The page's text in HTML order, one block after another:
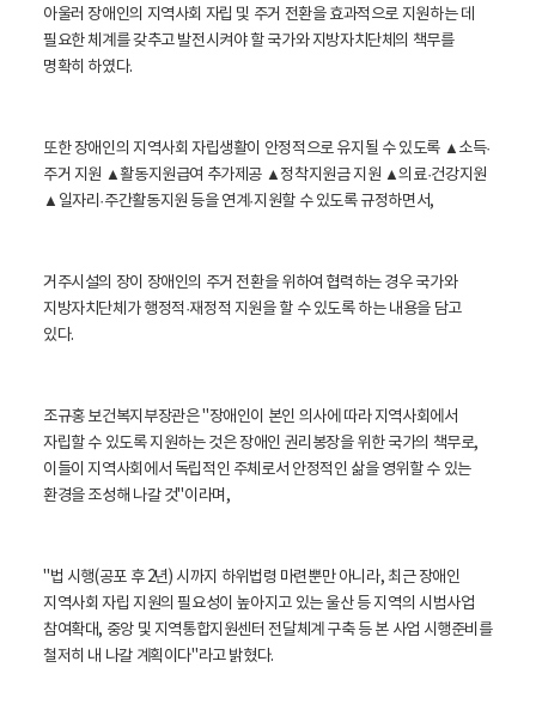
아울러 장애인의 지역사회 자립 및 주거 전환을 효과적으로 지원하는 데
필요한 체계를 갖추고 발전시켜야 할 국가와 지방자치단체의 책무를
명확히 하였다.
또한 장애인의 지역사회 자립생활이 안정적으로 유지될 수 있도록 ▲소득·
주거 지원 ▲활동지원급여 추가제공 ▲정착지원금 지원 ▲의료·건강지원
▲일자리 ·주간활동지원 등을 연계 ·지원할 수 있도록 규정하면서,
거주시설의 장이 장애인의 주거 전환을 위하여 협력하는 경우 국가와
지방자치단체가 행정적·재정적 지원을 할 수 있도록 하는 내용을 담고
있다.
조규홍 보건복지부장관은 "장애인이 본인 의사에 따라 지역사회에서
자립할 수 있도록 지원하는 것은 장애인 권리봉장을 위한 국가의 책무로,
이들이 지역사회에서 독립적인 주체로서 안정적인 삶을 영위할 수 있는
환경을 조성해 나갈 것"이라며,
"법 시행(공포 후 2년) 시까지 하위법령 마련뿐만 아니라, 최근 장애인
지역사회 자립 지원의 필요성이 높아지고 있는 울산 등 지역의 시범사업
참여확대, 중앙 및 지역통합지원센터 전달체계 구축 등 본 사업 시행준비를
철저히 내 나갈 계획이다"라고 밝혔다.